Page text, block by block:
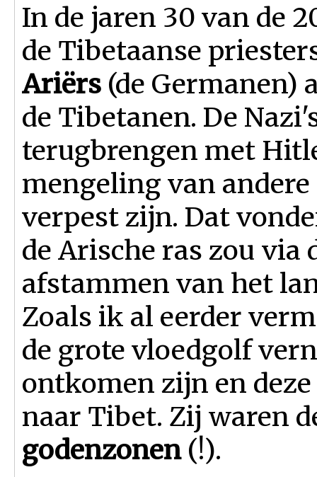
In de jaren 30 van de
de Tibetaanse
Ariërs (de Germanen)
de Tibetanen. De
terugbrengen met
mengeling van
verpest zijn. Dat
de Arische ras zou via
afstammen van het
Zoals ik al eerder
de grote vloedgolf
ontkomen zijn en
naar Tibet. Zij waren
godenzonen (!).